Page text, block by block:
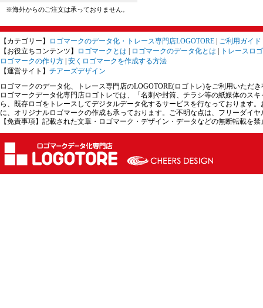
※海外からのご注文は承っておりません。
【カテゴリー】 ロゴマークのデータ化・トレース専門店LOGOTORE ご利用ガイド
【お役立ちコンテンツ】
ロゴマークとは ロゴマークのデータ化とは
トレースロ
ロゴマークの作り方 安くロゴマークを作成する方法
【運営サイト】 チアーズデザイン
ロゴマークのデータ化、トレース専門店のLOGOTORE(ロゴトレ)をご利用いた
ロゴマークデータ化専門店ロゴトレでは、「名刺や封筒、チラシ等の紙媒体のス
ら、既存ロゴをトレースしてデジタルデータ化するサービスを行なっております
に、オリジナルロゴマークの作成も承っております。ご不明な点は、フリーダイ
【免責事項】記載された文章・ロゴマーク・デザイン・データなどの無断転載を